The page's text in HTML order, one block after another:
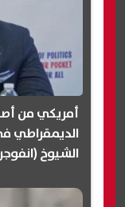
أمريكي من
الديمقراطي
الشيوخ